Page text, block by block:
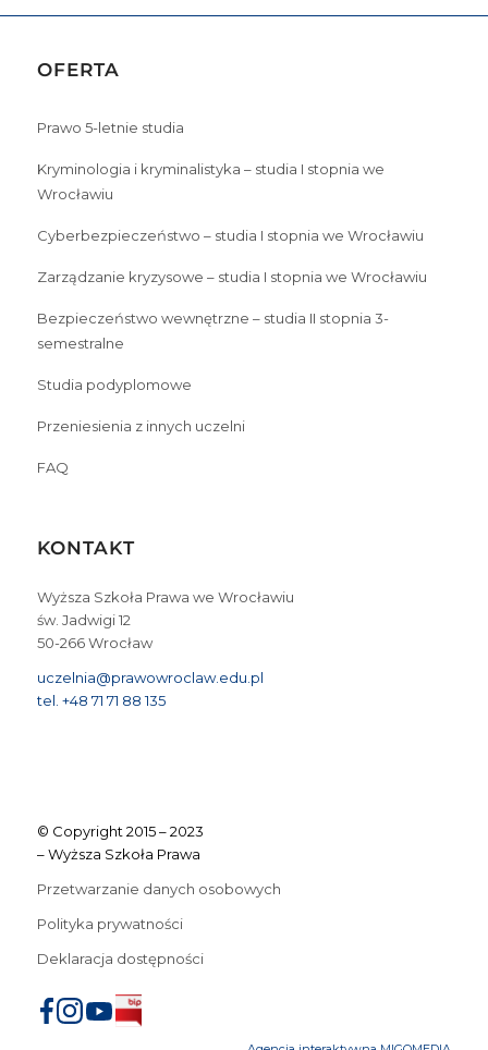
OFERTA
Prawo 5-letnie studia
Kryminologia i kryminalistyka – studia I stopnia we
Wrocławiu
Cyberbezpieczeństwo – studia I stopnia we Wrocławiu
Zarządzanie kryzysowe – studia I stopnia we Wrocławiu
Bezpieczeństwo wewnętrzne – studia II stopnia 3-
semestralne
Studia podyplomowe
Przeniesienia z innych uczelni
FAQ
KONTAKT
Wyższa Szkoła Prawa we Wrocławiu
św. Jadwigi 12
50-266 Wrocław
uczelnia@prawowroclaw.edu.pl
tel. +48 71 71 88 135
© Copyright 2015 – 2023
– Wyższa Szkoła Prawa
Przetwarzanie danych osobowych
Polityka prywatności
Deklaracja dostępności